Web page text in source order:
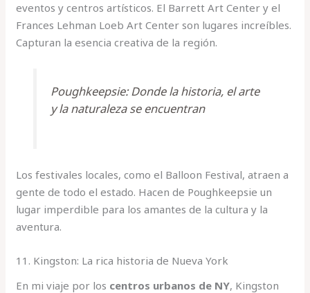
eventos y centros artísticos. El Barrett Art Center y el
Frances Lehman Loeb Art Center son lugares increíbles.
Capturan la esencia creativa de la región.
Poughkeepsie: Donde la historia, el arte
y la naturaleza se encuentran
Los festivales locales, como el Balloon Festival, atraen a
gente de todo el estado. Hacen de Poughkeepsie un
lugar imperdible para los amantes de la cultura y la
aventura.
11. Kingston: La rica historia de Nueva York
En mi viaje por los centros urbanos de NY, Kingston